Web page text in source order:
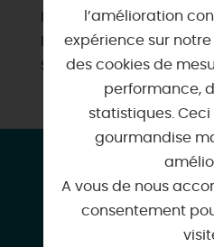
Itinéraire vélo
Plan d'eau pour la
Sites de visites
CONTACT &
Maison
2 Boulevard
45260
l’amélioration
expérience sur notre
des cookies de
performance,
statistiques. Ceci
gourmandise
A vous de nous
consentement